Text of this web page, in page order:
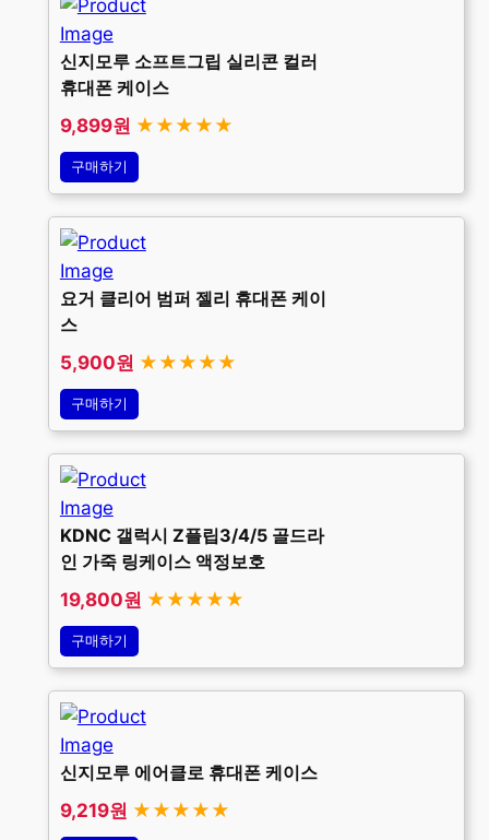
신지모루 소프트그립 실리콘 컬러
휴대폰 케이스
9,899원 ★★★★★
구매하기
요거 클리어 범퍼 젤리 휴대폰 케이
스
5,900원 ★★★★★
구매하기
KDNC 갤럭시 Z플립3/4/5 골드라
인 가죽 링케이스 액정보호
19,800원 ★★★★★
구매하기
신지모루 에어클로 휴대폰 케이스
9,219원 ★★★★★